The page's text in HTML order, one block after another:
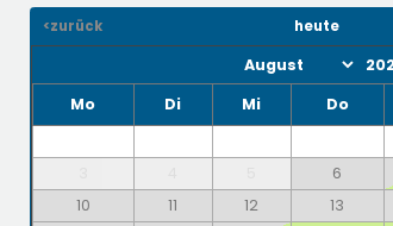
<zurück heute
Mo Di Mi Do
6
10
11 12 13